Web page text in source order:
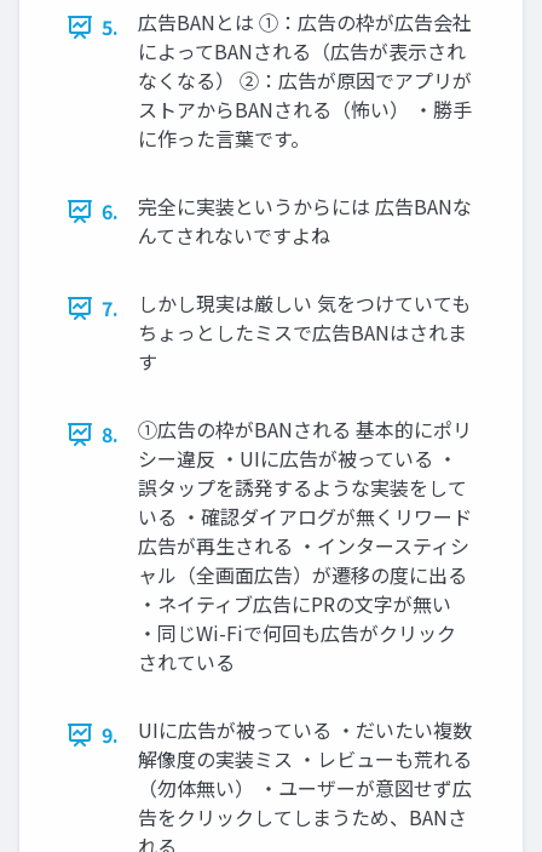
5.
広告BANとは ①：広告の枠が広告会社
によってBANされる（広告が表示され
なくなる） ②：広告が原因でアプリが
ストアからBANされる（怖い） ・勝手
に作った言葉です。
6.
完全に実装というからには 広告BANな
んてされないですよね
7.
しかし現実は厳しい 気をつけていても
ちょっとしたミスで広告BANはされま
す
8.
①広告の枠がBANされる 基本的にポリ
シー違反 ・UIに広告が被っている ・
誤タップを誘発するような実装をして
いる ・確認ダイアログが無くリワード
広告が再生される ・インタースティシ
ャル（全画面広告）が遷移の度に出る
・ネイティブ広告にPRの文字が無い
・同じWi-Fiで何回も広告がクリック
されている
9.
UIに広告が被っている ・だいたい複数
解像度の実装ミス ・レビューも荒れる
（勿体無い） ・ユーザーが意図せず広
告をクリックしてしまうため、BANさ